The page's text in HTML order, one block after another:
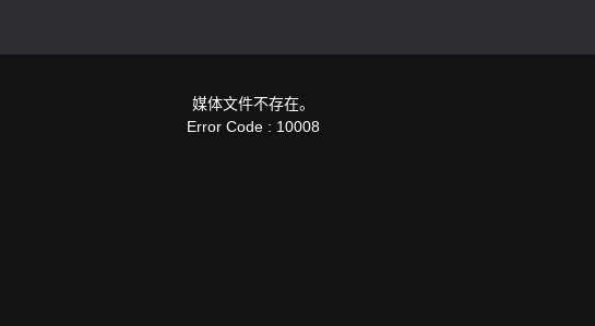
媒体文件不存在。
Error Code : 10008